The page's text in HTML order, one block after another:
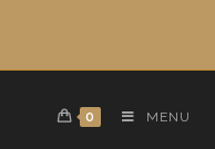
0 MENU